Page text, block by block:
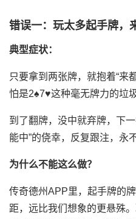
错误一：玩太多起手牌，
典型症状：
只要拿到两张牌，就抱着“来
怕是2♠7♥这种毫无牌力的垃
到了翻牌，没中就弃牌，下
能中”的侥幸，反复跟注，永
为什么不能这么做？
传奇德州APP里，起手牌的
距，远比我们想象的更悬殊